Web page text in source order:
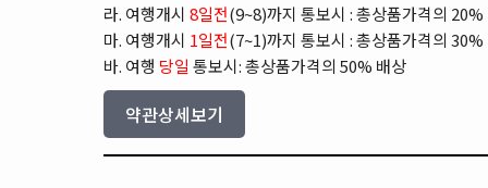
라. 여행개시 8일전(9~8)까지 통보시 : 총상품가격의 20%
마. 여행개시 1일전(7~1)까지 통보시 : 총상품가격의 30%
바. 여행 당일 통보시: 총상품가격의 50% 배상
약관상세보기